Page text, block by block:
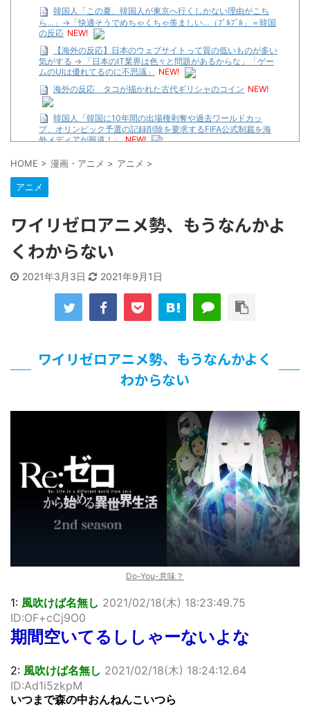
韓国人「この夏、韓国人が東京へ行くしかない理由がこち
ら…」→「快適そうでめちゃくちゃ羨ましい…（ﾌﾞﾙﾌﾞﾙ」＝韓国
の反応 NEW!
【海外の反応】日本のウェブサイトって質の低いものが多い
気がする → 「日本のIT業界は色々と問題があるからな」「ゲー
ムのUIは優れてるのに不思議」
NEW!
海外の反応 タコが描かれた古代ギリシャのコイン NEW!
韓国人「韓国に10年間の出場権剥奪や過去ワールドカッ
プ、オリンピック予選の記録削除を要求するFIFA公式制裁を海
外メディアが報道！」 NEW!
な…
「洋画に日本版主題歌は必要か?」論争
【ギャルゲ】「千恋*万花」のアニメ化決定でKOTOKOが主
題歌歌うよ！
【R-18】真・女神転生 Road to the Transcendence【二次
北原ももさんの挑発!!!
【画像】この女優さん、可愛すぎる
美少女図鑑AWARD2026グランプリ・榎本彩乃、グラビア披
露！透明感が凄い！！
てしまう…
【画像】『プリズマ☆イリヤ』の新グッズ、流石に一線を越
北原ももさんの挑発!!!
【画像】顔100点、体30点の女ｗｗｗ
…背が高い娘
佐藤絢音ちゃん(11)が万バズ！！
「洋画に日本版主題歌は必要か?」論争
超能力が使えるようになったので限界まで極める事にした件
北原ももさんの挑発!!!
えてしまう
敵「ダンクーガは合体するまでが長過ぎてつまらない」←合
体する前から面白いんだよなぁ
まとめチェッカーは閉鎖しました。RSSの解除をお願いしま
【信長の野望・新生】米問屋をどういう時にどこに建てるの
かわからない
NHKにようこそ！を見終えたんだがｗｗｗ
HOME > 漫画・アニメ > アニメ >
アニメ
ワイリゼロアニメ勢、もうなんかよ
くわからない
2021年3月3日 2021年9月1日
ワイリゼロアニメ勢、もうなんかよく
わからない
Do-You-意味？
1: 風吹けば名無し 2021/02/18(木) 18:23:49.75
ID:OF+cCj9O0
期間空いてるししゃーないよな
2: 風吹けば名無し 2021/02/18(木) 18:24:12.64
ID:Ad1i5zkpM
いつまで森の中おんねんこいつら